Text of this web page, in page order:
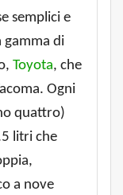
semplici e
gamma di
Toyota, che
Ogni
quattro)
litri che
a nove